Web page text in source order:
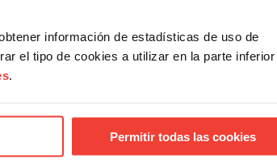
información de estadísticas de uso de
el tipo de cookies a utilizar en la parte inferior
.
Permitir todas las cookies